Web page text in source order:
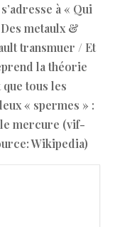
à « Qui
metaulx &
transmuer / Et
la théorie
tous les
« spermes » :
mercure (vif-
Wikipedia)